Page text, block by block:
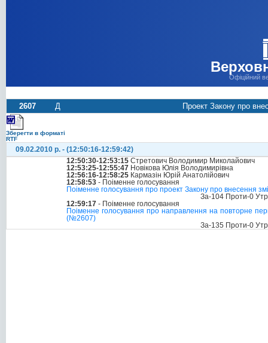
Офіційний
2607 Д Проект Закону про
Зберегти в форматі
RTF
09.02.2010 р. - (12:50:16-12:59:42)
12:50:30-12:53:15 Стретович Володимир Миколайович
12:53:25-12:55:47 Новікова Юлія Володимирівна
12:56:16-12:58:25 Кармазін Юрій Анатолійович
12:58:53 - Поіменне голосування
Поіменне голосування про проект Закону про внесення
За-104 Проти-0
12:59:17 - Поіменне голосування
Поіменне голосування про направлення на повторне
(№2607)
За-135 Проти-0